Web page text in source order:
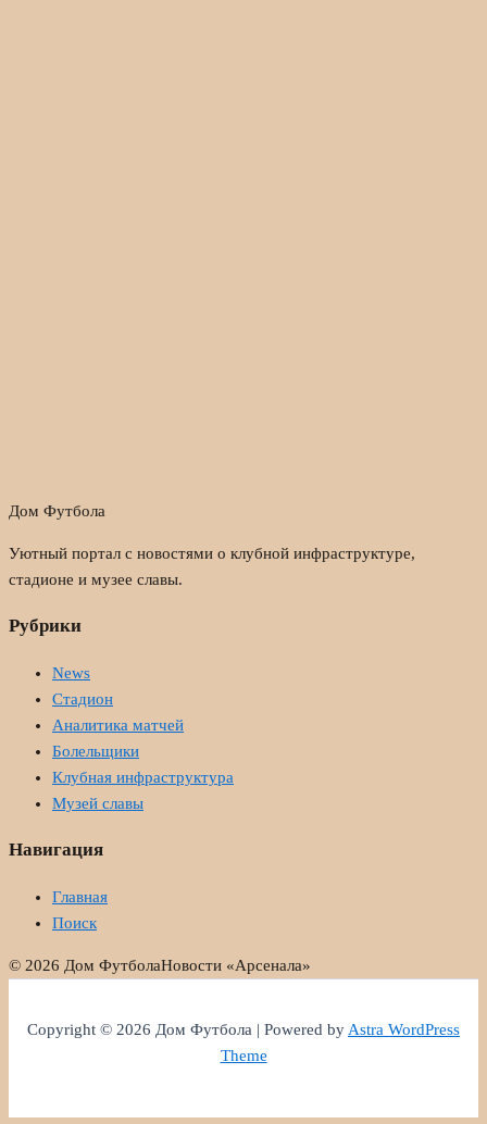
Дом Футбола
Уютный портал с новостями о клубной инфраструктуре,
стадионе и музее славы.
Рубрики
News
Стадион
Аналитика матчей
Болельщики
Клубная инфраструктура
Музей славы
Навигация
Главная
Поиск
© 2026 Дом ФутболаНовости «Арсенала»
Copyright © 2026 Дом Футбола | Powered byAstra WordPress
Theme